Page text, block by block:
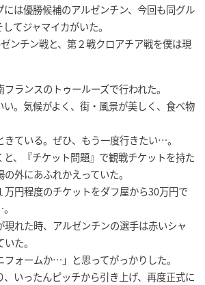
には優勝候補のアルゼンチン、今回も同グル
てジャマイカがいた。
ンチン戦と、第２戦クロアチア戦を僕は現
ランスのトゥールーズで行われた。
い。気候がよく、街・風景が美しく、食べ物
ている。ぜひ、もう一度行きたい…。
と、『チケット問題』で観戦チケットを持た
外にあふれかえっていた。
万円程度のチケットをダフ屋から30万円で
現れた時、アルゼンチンの選手は赤いシャ
た。
ォームか…」と思ってがっかりした。
、いったんピッチから引き上げ、再度正式に